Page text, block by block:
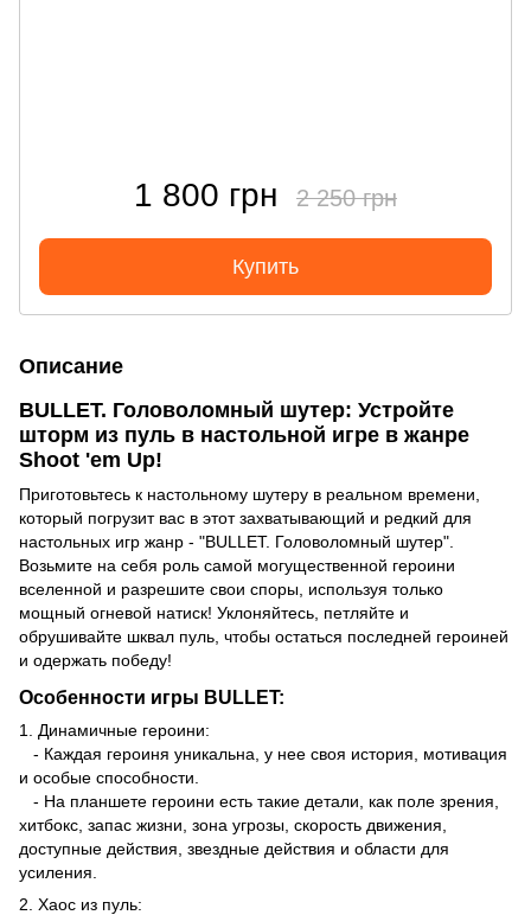
1 800 грн 2 250 грн
Купить
Описание
BULLET. Головоломный шутер: Устройте
шторм из пуль в настольной игре в жанре
Shoot 'em Up!
Приготовьтесь к настольному шутеру в реальном времени,
который погрузит вас в этот захватывающий и редкий для
настольных игр жанр - "BULLET. Головоломный шутер".
Возьмите на себя роль самой могущественной героини
вселенной и разрешите свои споры, используя только
мощный огневой натиск! Уклоняйтесь, петляйте и
обрушивайте шквал пуль, чтобы остаться последней героиней
и одержать победу!
Особенности игры BULLET:
1. Динамичные героини:
- Каждая героиня уникальна, у нее своя история, мотивация
и особые способности.
- На планшете героини есть такие детали, как поле зрения,
хитбокс, запас жизни, зона угрозы, скорость движения,
доступные действия, звездные действия и области для
усиления.
2. Хаос из пуль: